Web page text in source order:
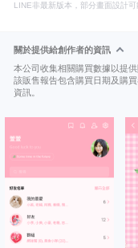
LINE非最新版本，部分畫面設計可
關於提供給創作者的資訊
本公司收集相關購買數據以提供
該販售報告包含購買日期及購
資訊。